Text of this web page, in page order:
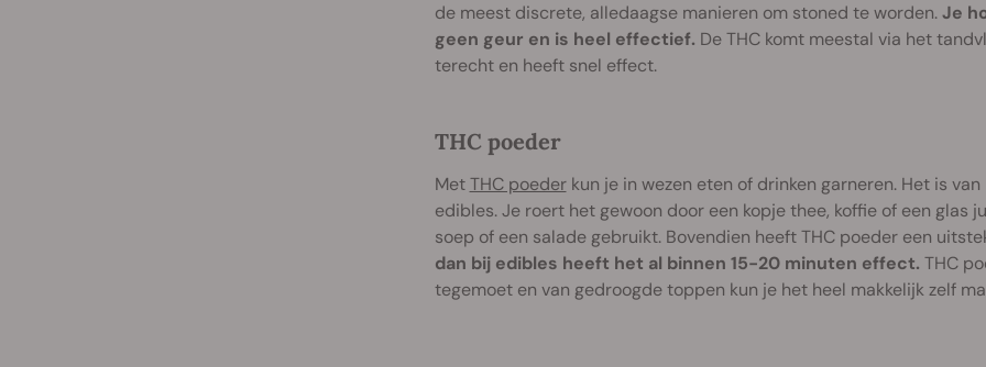
de meest discrete, alledaagse manieren om stoned te worden.Je
geen geur en is heel effectief. De THC komt meestal via het
terecht en heeft snel effect.
THC poeder
MetTHC poederkun je in wezen eten of drinken garneren. Het is
edibles. Je roert het gewoon door een kopje thee, koffie of een glas
soep of een salade gebruikt. Bovendien heeft THC poeder een
dan bij edibles heeft het al binnen 15-20 minuten effect. THC
tegemoet en van gedroogde toppen kun je het heel makkelijk zelf